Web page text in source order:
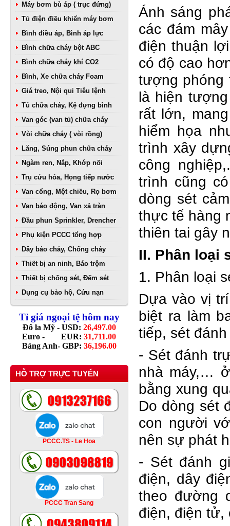
Máy bơm bù áp ( trục đứng)
Tủ điện điều khiển máy bơm
Bình điều áp, Bình áp lực
Bình chữa cháy bột ABC
Bình chữa cháy khí CO2
Bình, Xe chữa cháy Foam
Giá treo, Nội qui Tiêu lệnh
Tủ chữa cháy, Kệ đựng bình
Van góc (van tủ) chữa cháy
Vòi chữa cháy ( vòi rồng)
Lăng, Súng phun chữa cháy
Ngàm ren, Nắp, Khớp nối
Trụ cứu hỏa, Họng tiếp nước
Van cổng, Một chiều, Rọ bơm
Van báo động, Van xả tràn
Đầu phun Sprinkler, Drencher
Phụ kiện PCCC tổng hợp
Dây báo cháy, Chống cháy
Thiết bị an ninh, Báo trộm
Thiết bị chống sét, Đếm sét
Dụng cụ bảo hộ, Cứu nạn
Tỉ giá ngoại tệ hôm nay
Đô la Mỹ - USD: 26,497.00
Euro - EUR: 31,711.00
Bảng Anh- GBP: 36,196.00
HỖ TRỢ TRỰC TUYẾN
PCCC.TS - Le Hoa
PCCC Tran Sang
Ánh sáng
các đám
điện thuận
có độ cao
tượng phóng
là hiện
rất lớn,
hiểm họa
trình xây
công
trình cũng
dòng sét
thực tế hàng
thiên tai gây
II. Phân loại
1. Phân loại
Dựa vào vị
biệt ra làm
tiếp, sét
- Sét đánh
nhà máy,…
bằng xung
Do dòng sét
con người
nên sự phát
- Sét đánh
điện, dây
theo đường
điện, điện tử,